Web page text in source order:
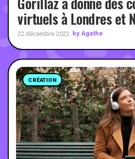
virtuels à Londres et
22 décembre 2022 by Agathe
CRÉATION